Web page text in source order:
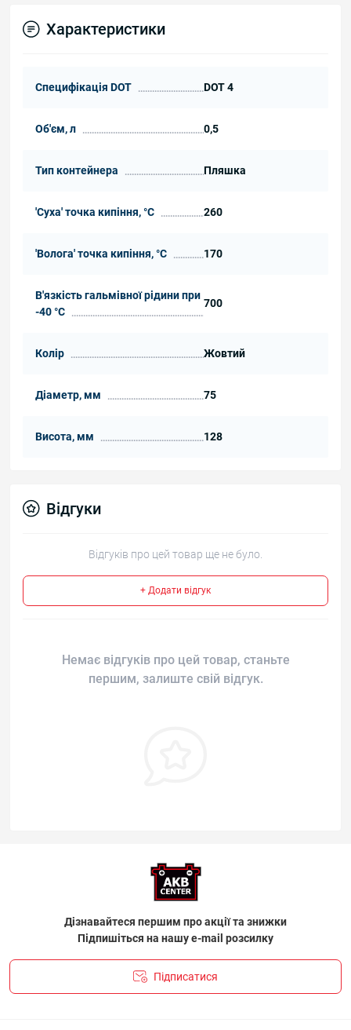
Характеристики
Специфікація DOT DOT 4
Об'єм, л 0,5
Тип контейнера Пляшка
'Суха' точка кипіння, °C 260
'Волога' точка кипіння, °C 170
В'язкість гальмівної рідини при
-40 °C
700
Колір Жовтий
Діаметр, мм 75
Висота, мм 128
Відгуки
Відгуків про цей товар ще не було.
+ Додати відгук
Немає відгуків про цей товар, станьте
першим, залиште свій відгук.
Дізнавайтеся першим про акції та знижки
Підпишіться на нашу e-mail розсилку
Підписатися